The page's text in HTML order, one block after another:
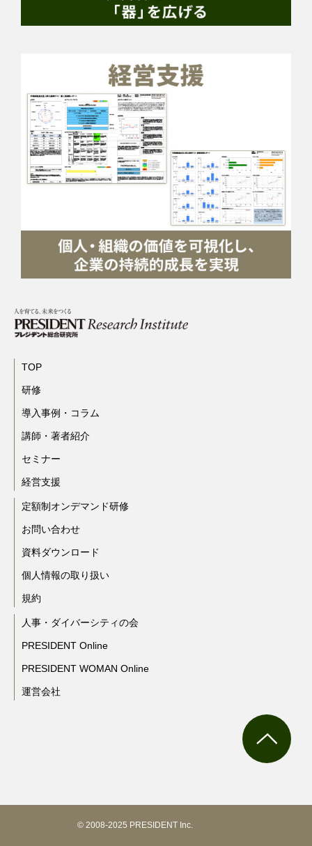
TOP
研修
導入事例・コラム
講師・著者紹介
セミナー
経営支援
定額制オンデマンド研修
お問い合わせ
資料ダウンロード
個人情報の取り扱い
規約
人事・ダイバーシティの会
PRESIDENT Online
PRESIDENT WOMAN Online
運営会社
© 2008-2025 PRESIDENT Inc.